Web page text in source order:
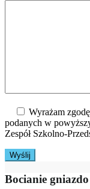
Wyrażam
podanych w
Zespół Szkolno-
Bocianie gniazdo